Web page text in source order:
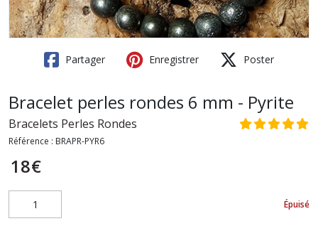
Partager Enregistrer Poster
Bracelet perles rondes 6 mm - Pyrite
Bracelets Perles Rondes
Référence : BRAPR-PYR6
18€
Épuisé